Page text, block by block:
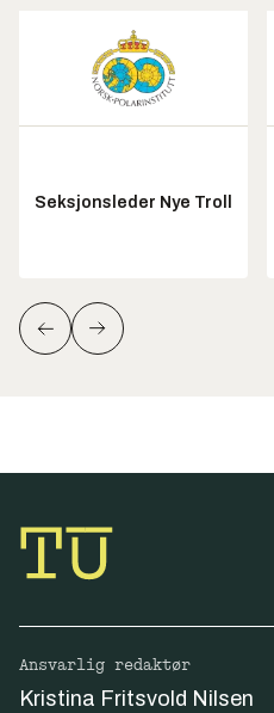
Seksjonsleder Nye Troll
Ansvarlig redaktør
Kristina Fritsvold Nilsen